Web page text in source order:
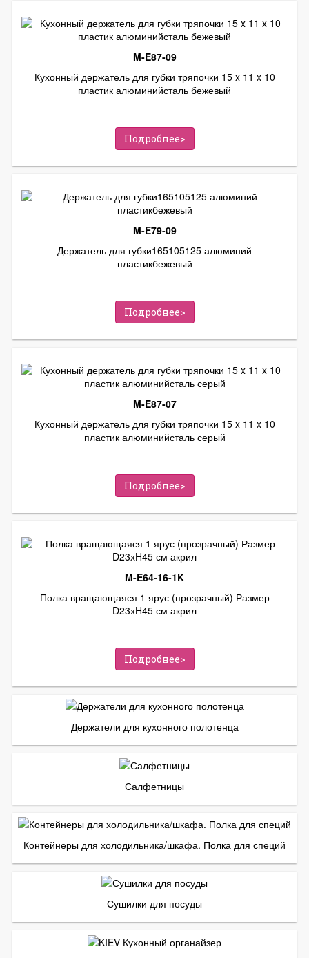
M-E87-09
Кухонный держатель для губки тряпочки 15 x 11 x 10
пластик алюминийсталь бежевый
Подробнее>
M-E79-09
Держатель для губки165105125 алюминий
пластикбежевый
Подробнее>
M-E87-07
Кухонный держатель для губки тряпочки 15 x 11 x 10
пластик алюминийсталь серый
Подробнее>
M-E64-16-1K
Полка вращающаяся 1 ярус (прозрачный) Размер
D23хH45 см акрил
Подробнее>
Держатели для кухонного полотенца
Салфетницы
Контейнеры для холодильника/шкафа. Полка для специй
Сушилки для посуды